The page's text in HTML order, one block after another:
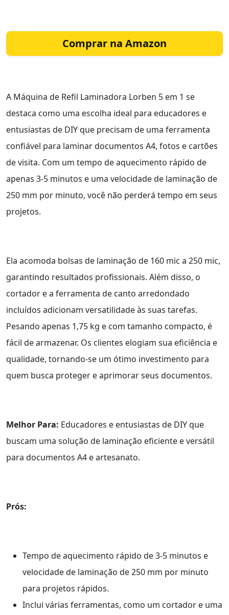
Comprar na Amazon
A Máquina de Refil Laminadora Lorben 5 em 1 se
destaca como uma escolha ideal para educadores e
entusiastas de DIY que precisam de uma ferramenta
confiável para laminar documentos A4, fotos e cartões
de visita. Com um tempo de aquecimento rápido de
apenas 3-5 minutos e uma velocidade de laminação de
250 mm por minuto, você não perderá tempo em seus
projetos.
Ela acomoda bolsas de laminação de 160 mic a 250 mic,
garantindo resultados profissionais. Além disso, o
cortador e a ferramenta de canto arredondado
incluídos adicionam versatilidade às suas tarefas.
Pesando apenas 1,75 kg e com tamanho compacto, é
fácil de armazenar. Os clientes elogiam sua eficiência e
qualidade, tornando-se um ótimo investimento para
quem busca proteger e aprimorar seus documentos.
Melhor Para: Educadores e entusiastas de DIY que
buscam uma solução de laminação eficiente e versátil
para documentos A4 e artesanato.
Prós:
Tempo de aquecimento rápido de 3-5 minutos e
velocidade de laminação de 250 mm por minuto
para projetos rápidos.
Inclui várias ferramentas, como um cortador e uma